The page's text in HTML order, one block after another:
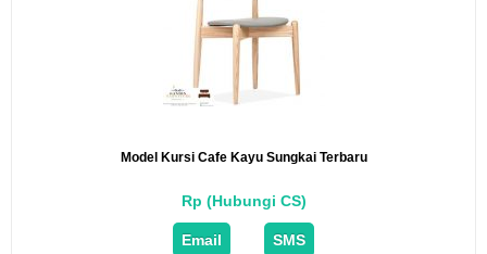
Model Kursi Cafe Kayu Sungkai Terbaru
Rp (Hubungi CS)
Email SMS